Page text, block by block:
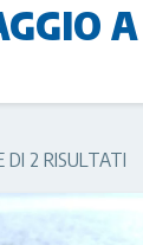
DI 2 RISULTATI